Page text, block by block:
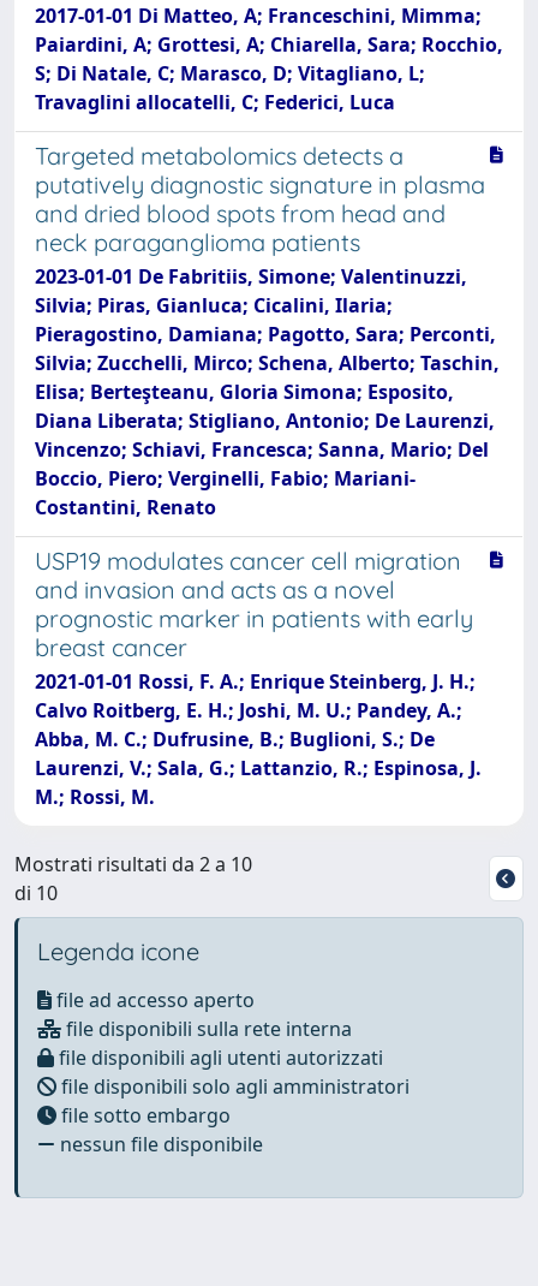
2017-01-01 Di Matteo, A; Franceschini, Mimma;
Paiardini, A; Grottesi, A; Chiarella, Sara; Rocchio,
S; Di Natale, C; Marasco, D; Vitagliano, L;
Travaglini allocatelli, C; Federici, Luca
Targeted metabolomics detects a
putatively diagnostic signature in plasma
and dried blood spots from head and
neck paraganglioma patients
2023-01-01 De Fabritiis, Simone; Valentinuzzi,
Silvia; Piras, Gianluca; Cicalini, Ilaria;
Pieragostino, Damiana; Pagotto, Sara; Perconti,
Silvia; Zucchelli, Mirco; Schena, Alberto; Taschin,
Elisa; Berteşteanu, Gloria Simona; Esposito,
Diana Liberata; Stigliano, Antonio; De Laurenzi,
Vincenzo; Schiavi, Francesca; Sanna, Mario; Del
Boccio, Piero; Verginelli, Fabio; Mariani-
Costantini, Renato
USP19 modulates cancer cell migration
and invasion and acts as a novel
prognostic marker in patients with early
breast cancer
2021-01-01 Rossi, F. A.; Enrique Steinberg, J. H.;
Calvo Roitberg, E. H.; Joshi, M. U.; Pandey, A.;
Abba, M. C.; Dufrusine, B.; Buglioni, S.; De
Laurenzi, V.; Sala, G.; Lattanzio, R.; Espinosa, J.
M.; Rossi, M.
Mostrati risultati da 2 a 10
di 10
Legenda icone
file ad accesso aperto
file disponibili sulla rete interna
file disponibili agli utenti autorizzati
file disponibili solo agli amministratori
file sotto embargo
nessun file disponibile